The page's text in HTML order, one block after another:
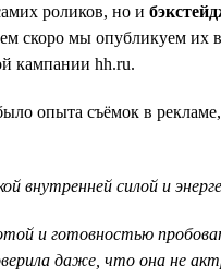
роликов, но и
скоро мы опубликуем их
кампании hh.ru.
опыта съёмок в
силой и
и готовностью
даже, что она не